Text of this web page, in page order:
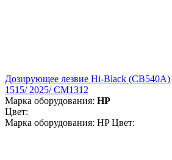
Дозирующее лезвие Hi-Black (CB540A)
1515/ 2025/ CM1312
Марка оборудования: HP
Цвет:
Марка оборудования: HP Цвет: